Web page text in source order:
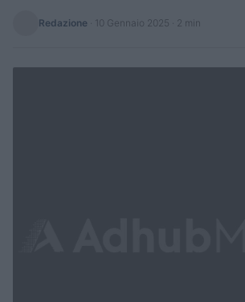
Redazione 10 Gennaio 2025 · 2 min